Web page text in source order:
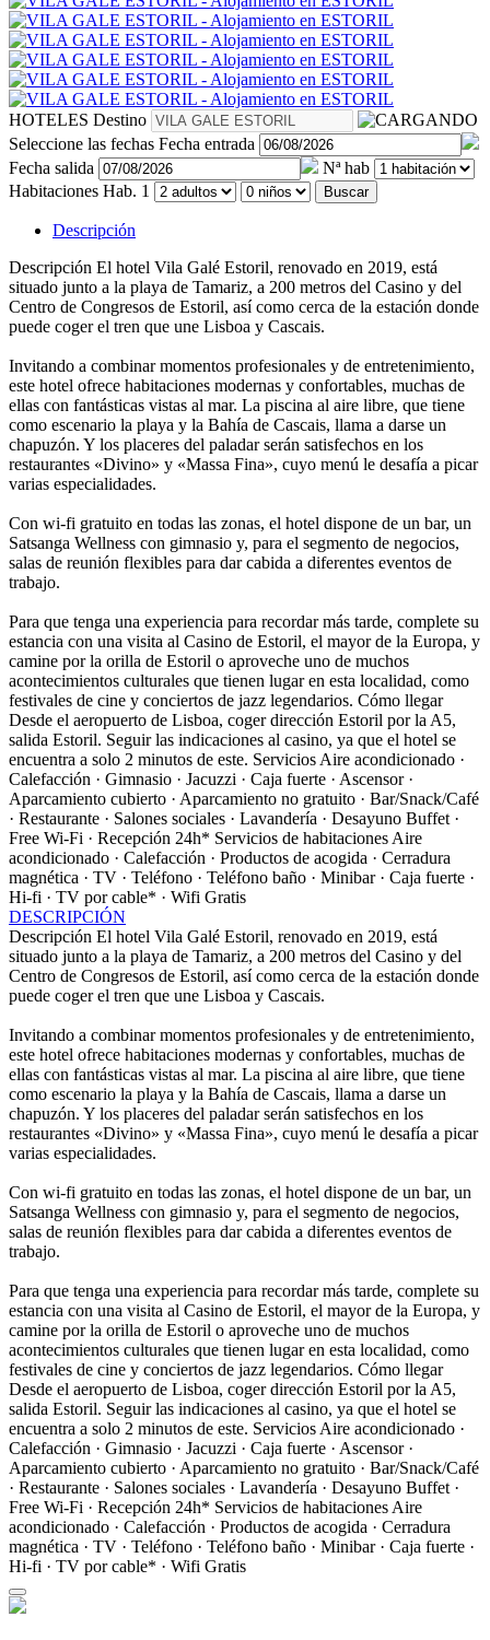
HOTELES Destino
Seleccione las fechas Fecha entrada
Fecha salida
Nª hab
Habitaciones Hab. 1 Buscar
Descripción
Descripción El hotel Vila Galé Estoril, renovado en 2019, está
situado junto a la playa de Tamariz, a 200 metros del Casino y del
Centro de Congresos de Estoril, así como cerca de la estación donde
puede coger el tren que une Lisboa y Cascais.
Invitando a combinar momentos profesionales y de entretenimiento,
este hotel ofrece habitaciones modernas y confortables, muchas de
ellas con fantásticas vistas al mar. La piscina al aire libre, que tiene
como escenario la playa y la Bahía de Cascais, llama a darse un
chapuzón. Y los placeres del paladar serán satisfechos en los
restaurantes «Divino» y «Massa Fina», cuyo menú le desafía a picar
varias especialidades.
Con wi-fi gratuito en todas las zonas, el hotel dispone de un bar, un
Satsanga Wellness con gimnasio y, para el segmento de negocios,
salas de reunión flexibles para dar cabida a diferentes eventos de
trabajo.
Para que tenga una experiencia para recordar más tarde, complete su
estancia con una visita al Casino de Estoril, el mayor de la Europa, y
camine por la orilla de Estoril o aproveche uno de muchos
acontecimientos culturales que tienen lugar en esta localidad, como
festivales de cine y conciertos de jazz legendarios. Cómo llegar
Desde el aeropuerto de Lisboa, coger dirección Estoril por la A5,
salida Estoril. Seguir las indicaciones al casino, ya que el hotel se
encuentra a solo 2 minutos de este. Servicios Aire acondicionado ·
Calefacción · Gimnasio · Jacuzzi · Caja fuerte · Ascensor ·
Aparcamiento cubierto · Aparcamiento no gratuito · Bar/Snack/Café
· Restaurante · Salones sociales · Lavandería · Desayuno Buffet ·
Free Wi-Fi · Recepción 24h* Servicios de habitaciones Aire
acondicionado · Calefacción · Productos de acogida · Cerradura
magnética · TV · Teléfono · Teléfono baño · Minibar · Caja fuerte ·
Hi-fi · TV por cable* · Wifi Gratis
DESCRIPCIÓN
Descripción El hotel Vila Galé Estoril, renovado en 2019, está
situado junto a la playa de Tamariz, a 200 metros del Casino y del
Centro de Congresos de Estoril, así como cerca de la estación donde
puede coger el tren que une Lisboa y Cascais.
Invitando a combinar momentos profesionales y de entretenimiento,
este hotel ofrece habitaciones modernas y confortables, muchas de
ellas con fantásticas vistas al mar. La piscina al aire libre, que tiene
como escenario la playa y la Bahía de Cascais, llama a darse un
chapuzón. Y los placeres del paladar serán satisfechos en los
restaurantes «Divino» y «Massa Fina», cuyo menú le desafía a picar
varias especialidades.
Con wi-fi gratuito en todas las zonas, el hotel dispone de un bar, un
Satsanga Wellness con gimnasio y, para el segmento de negocios,
salas de reunión flexibles para dar cabida a diferentes eventos de
trabajo.
Para que tenga una experiencia para recordar más tarde, complete su
estancia con una visita al Casino de Estoril, el mayor de la Europa, y
camine por la orilla de Estoril o aproveche uno de muchos
acontecimientos culturales que tienen lugar en esta localidad, como
festivales de cine y conciertos de jazz legendarios. Cómo llegar
Desde el aeropuerto de Lisboa, coger dirección Estoril por la A5,
salida Estoril. Seguir las indicaciones al casino, ya que el hotel se
encuentra a solo 2 minutos de este. Servicios Aire acondicionado ·
Calefacción · Gimnasio · Jacuzzi · Caja fuerte · Ascensor ·
Aparcamiento cubierto · Aparcamiento no gratuito · Bar/Snack/Café
· Restaurante · Salones sociales · Lavandería · Desayuno Buffet ·
Free Wi-Fi · Recepción 24h* Servicios de habitaciones Aire
acondicionado · Calefacción · Productos de acogida · Cerradura
magnética · TV · Teléfono · Teléfono baño · Minibar · Caja fuerte ·
Hi-fi · TV por cable* · Wifi Gratis